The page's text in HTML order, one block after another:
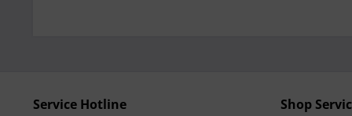
Service Hotline Shop